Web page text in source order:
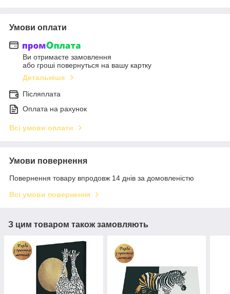
Умови оплати
Ви отримаєте замовлення
або гроші повернуться на вашу картку
Детальніше
Післяплата
Оплата на рахунок
Всі умови оплати
Умови повернення
Повернення товару впродовж 14 днів за домовленістю
Всі умови повернення
З цим товаром також замовляють